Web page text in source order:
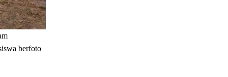
berfoto